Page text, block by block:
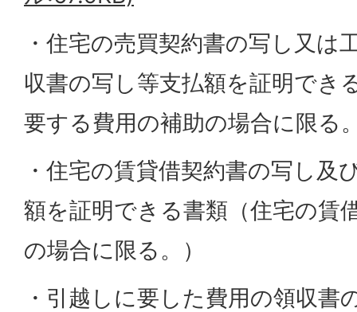
・住宅の売買契約書の写し又は
収書の写し等支払額を証明でき
要する費用の補助の場合に限る
・住宅の賃貸借契約書の写し及
額を証明できる書類（住宅の賃
の場合に限る。）
・引越しに要した費用の領収書